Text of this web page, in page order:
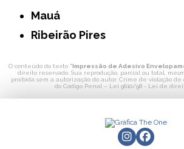
Mauá
Ribeirão Pires
O conteúdo do texto "Impressão de Adesivo
direito reservado. Sua reprodução, parcial ou total,
proibida sem a autorização do autor. Crime de violação
do Código Penal – Lei 9610/98 - Lei de